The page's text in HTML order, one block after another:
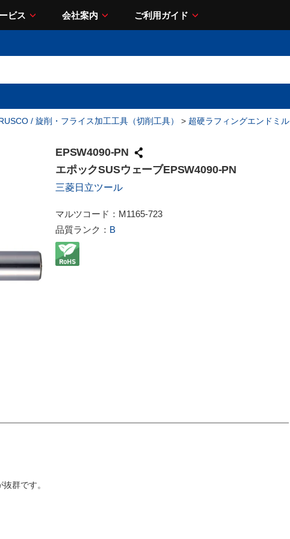
ビス 会社案内 ご利用ガイド
/ 旋削・フライス加工工具（切削工具） > 超硬ラフィングエンドミル
EPSW4090-PN
エポックSUSウェーブEPSW4090-PN
三菱日立ツール
マルツコード： M1165-723
品質ランク： B
群です。